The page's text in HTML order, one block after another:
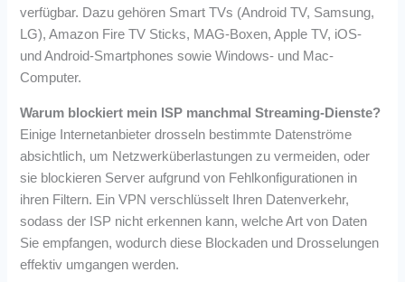
verfügbar. Dazu gehören Smart TVs (Android TV, Samsung,
LG), Amazon Fire TV Sticks, MAG-Boxen, Apple TV, iOS-
und Android-Smartphones sowie Windows- und Mac-
Computer.
Warum blockiert mein ISP manchmal Streaming-Dienste?
Einige Internetanbieter drosseln bestimmte Datenströme
absichtlich, um Netzwerküberlastungen zu vermeiden, oder
sie blockieren Server aufgrund von Fehlkonfigurationen in
ihren Filtern. Ein VPN verschlüsselt Ihren Datenverkehr,
sodass der ISP nicht erkennen kann, welche Art von Daten
Sie empfangen, wodurch diese Blockaden und Drosselungen
effektiv umgangen werden.